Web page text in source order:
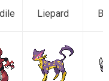
Liepard